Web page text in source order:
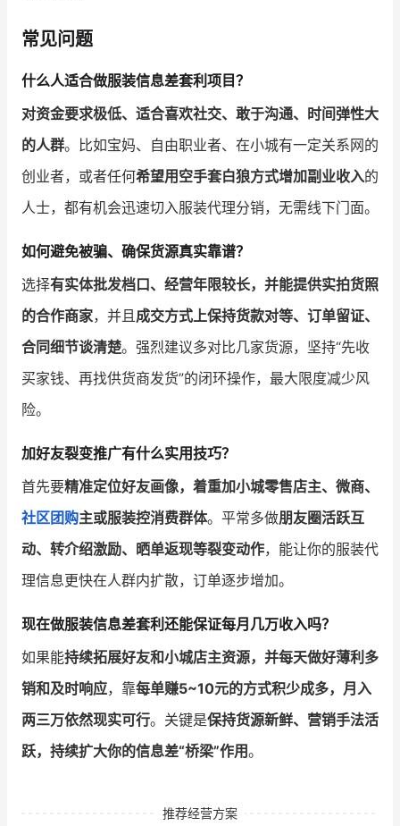
常见问题
什么人适合做服装信息差套利项目？
对资金要求极低、适合喜欢社交、敢于沟通、时间弹性大
的人群。比如宝妈、自由职业者、在小城有一定关系网的
创业者，或者任何希望用空手套白狼方式增加副业收入的
人士，都有机会迅速切入服装代理分销，无需线下门面。
如何避免被骗、确保货源真实靠谱？
选择有实体批发档口、经营年限较长，并能提供实拍货照
的合作商家，并且 成交方式上保持货款对等、订单留证、
合同细节谈清楚。强烈建议多对比几家货源，坚持“先收
买家钱、再找供货商发货”的闭环操作，最大限度减少风
险。
加好友裂变推广有什么实用技巧？
首先要精准定位好友画像，着重加小城零售店主、微商、
社区团购主或服装控消费群体。平常多做朋友圈活跃互
动、转介绍激励、晒单返现等裂变动作，能让你的服装代
理信息更快在人群内扩散，订单逐步增加。
现在做服装信息差套利还能保证每月几万收入吗？
如果能持续拓展好友和小城店主资源，并每天做好薄利多
销和及时响应，靠每单赚5~10元的方式积少成多，月入
两三万依然现实可行。关键是保持货源新鲜、营销手法活
跃，持续扩大你的信息差“桥梁”作用。
推荐经营方案